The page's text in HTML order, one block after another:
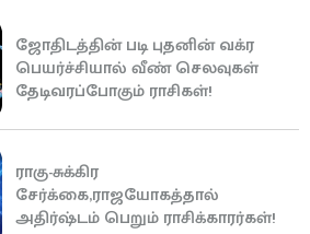
ஜோதிடத்தின் படி புதனின் வக்ர
பெயர்ச்சியால் வீண் செலவுகள்
தேடிவரப்போகும் ராசிகள்!
ராகு-சுக்கிர
சேர்க்கை,ராஜயோகத்தால்
அதிர்ஷ்டம் பெறும் ராசிக்காரர்கள்!